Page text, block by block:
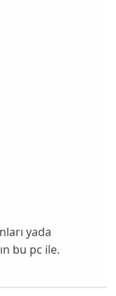
yada
bu pc ile.